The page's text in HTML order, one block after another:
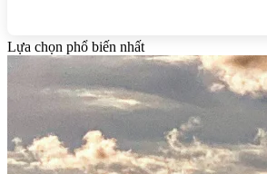
Lựa chọn phổ biến nhất